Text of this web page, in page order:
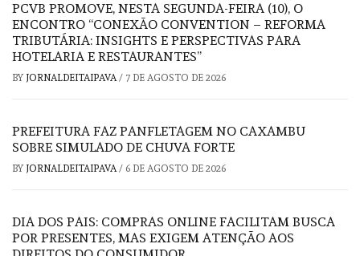
PCVB PROMOVE, NESTA SEGUNDA-FEIRA (10), O
ENCONTRO “CONEXÃO CONVENTION – REFORMA
TRIBUTÁRIA: INSIGHTS E PERSPECTIVAS PARA
HOTELARIA E RESTAURANTES”
BY JORNALDEITAIPAVA/ 7 DE AGOSTO DE 2026
PREFEITURA FAZ PANFLETAGEM NO CAXAMBU
SOBRE SIMULADO DE CHUVA FORTE
BY JORNALDEITAIPAVA/ 6 DE AGOSTO DE 2026
DIA DOS PAIS: COMPRAS ONLINE FACILITAM BUSCA
POR PRESENTES, MAS EXIGEM ATENÇÃO AOS